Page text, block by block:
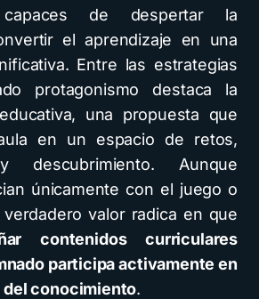
capaces de despertar la
el aprendizaje en una
Entre las estrategias
protagonismo destaca la
una propuesta que
en un espacio de retos,
descubrimiento. Aunque
únicamente con el juego o
valor radica en que
contenidos curriculares
participa activamente en
conocimiento.